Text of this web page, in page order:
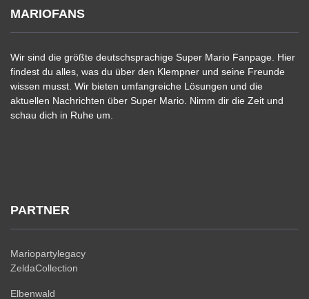
MARIOFANS
Wir sind die größte deutschsprachige Super Mario Fanpage. Hier
findest du alles, was du über den Klempner und seine Freunde
wissen musst. Wir bieten umfangreiche Lösungen und die
aktuellen Nachrichten über Super Mario. Nimm dir die Zeit und
schau dich in Ruhe um.
PARTNER
Mariopartylegacy
ZeldaCollection
Elbenwald